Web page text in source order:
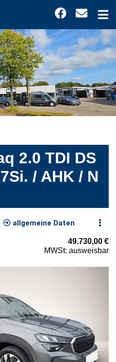
2.0 TDI DS
/ AHK / N
allgemeine Daten
49.730,00 €
MWSt: ausweisbar